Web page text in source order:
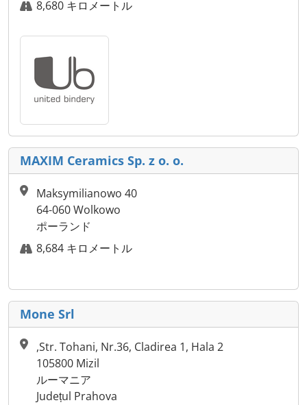
8,680 キロメートル
MAXIM Ceramics Sp. z o. o.
Maksymilianowo 40
64-060 Wolkowo
ポーランド
8,684 キロメートル
Mone Srl
,Str. Tohani, Nr.36, Cladirea 1, Hala 2
105800 Mizil
ルーマニア
Județul Prahova